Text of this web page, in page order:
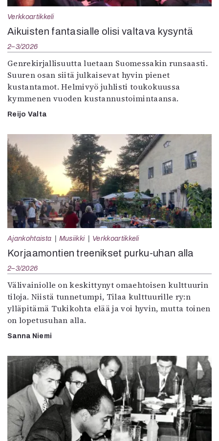
Verkkoartikkeli
Aikuisten fantasialle olisi valtava kysyntä
2–3/2026
Genrekirjallisuutta luetaan Suomessakin runsaasti.
Suuren osan siitä julkaisevat hyvin pienet
kustantamot. Helmivyö juhlisti toukokuussa
kymmenen vuoden kustannustoimintaansa.
Reijo Valta
Ajankohtaista Musiikki Verkkoartikkeli
Korjaamontien treenikset purku-uhan alla
2–3/2026
Välivainiolle on keskittynyt omaehtoisen kulttuurin
tiloja. Niistä tunnetumpi, Tilaa kulttuurille ry:n
ylläpitämä Tukikohta elää ja voi hyvin, mutta toinen
on lopetusuhan alla.
Sanna Niemi